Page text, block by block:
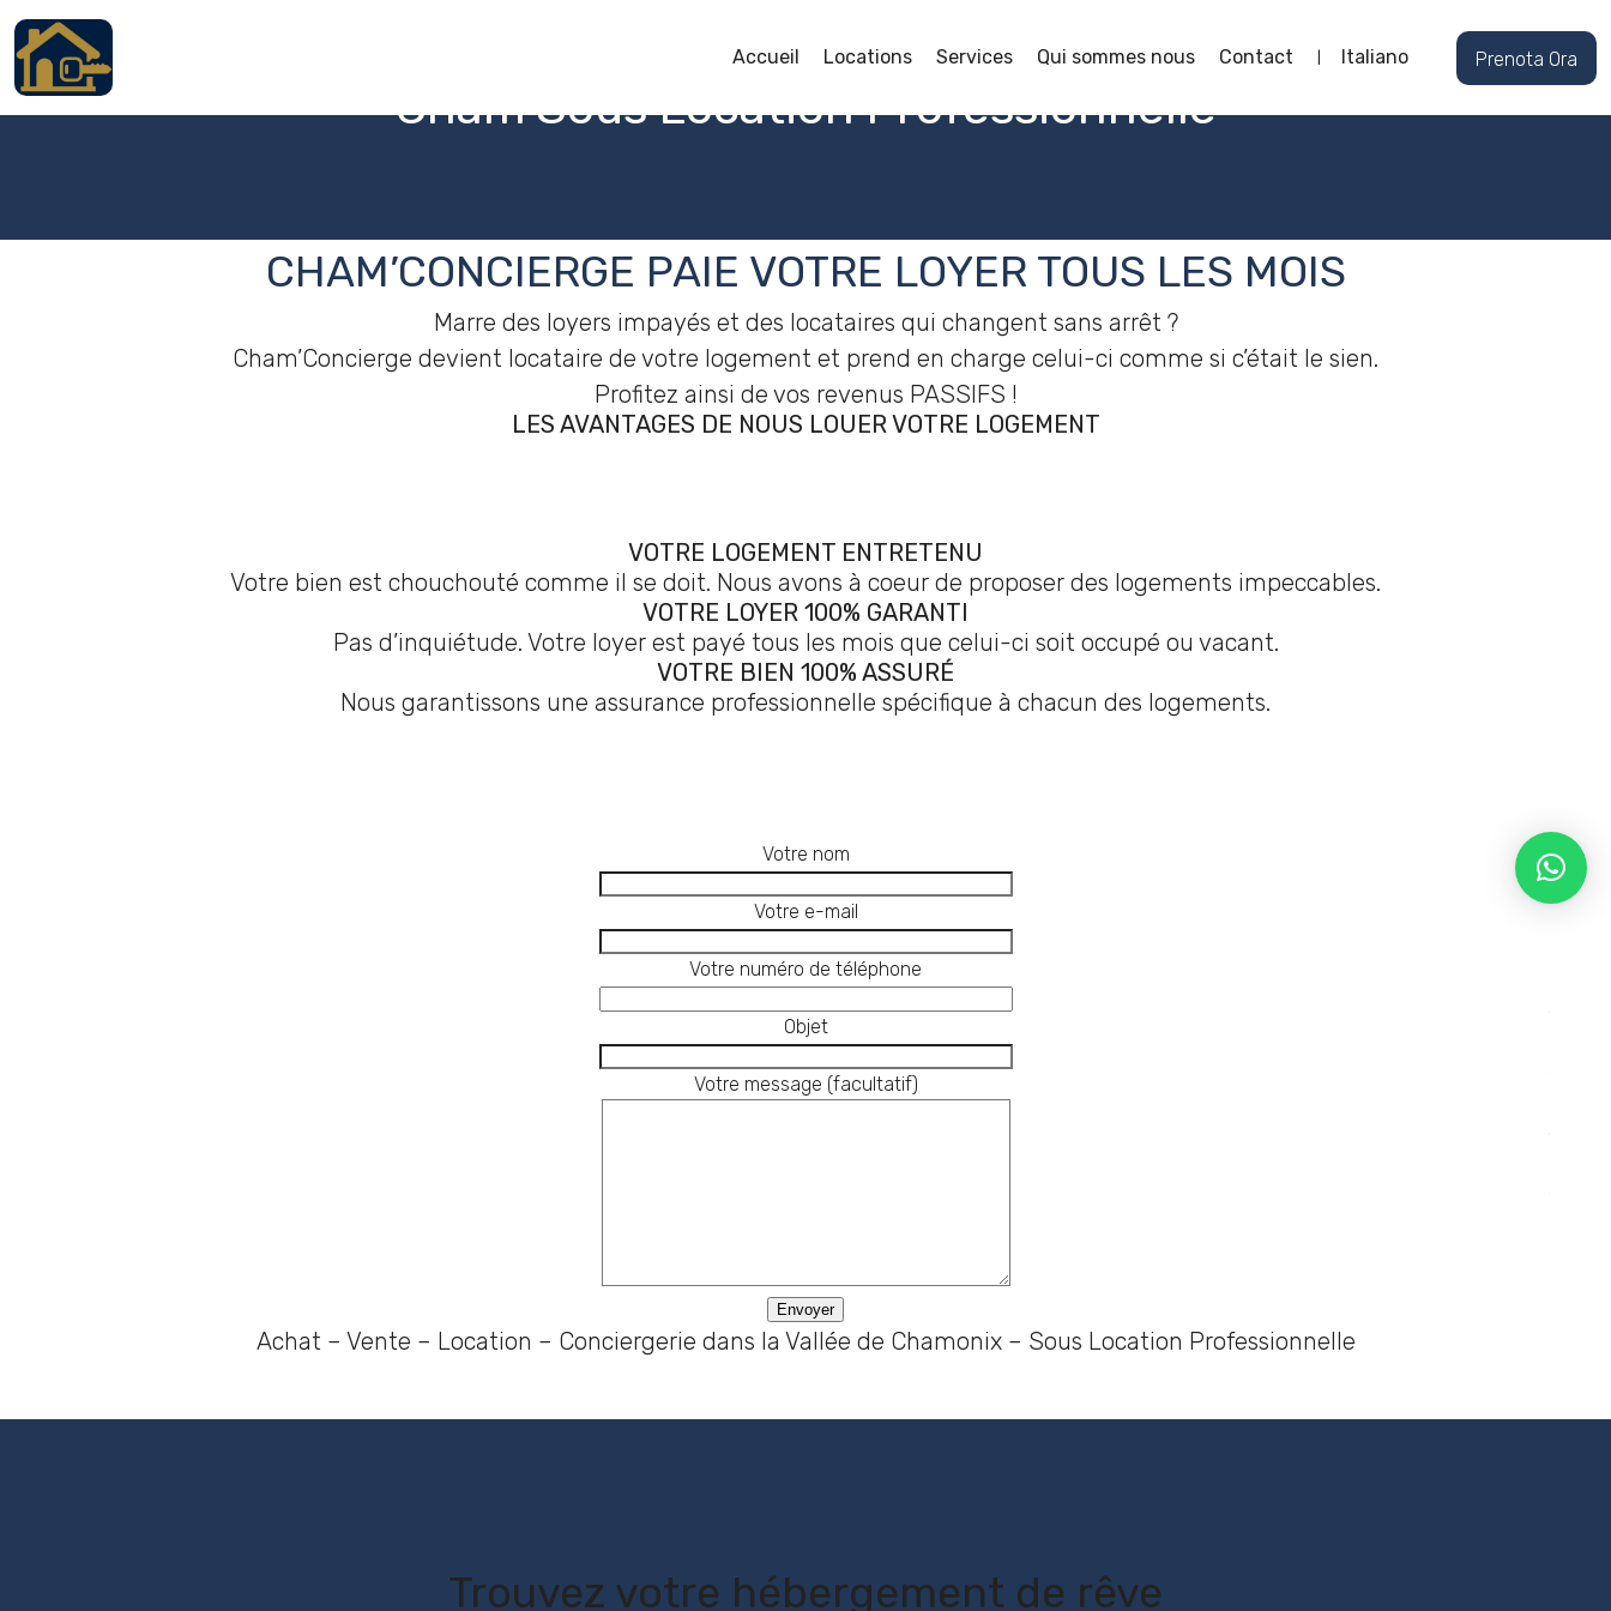
Accueil Locations Services Qui sommes nous Contact Italiano Prenota Ora
Accueil
Cham’Sous Location Professionnelle
CHAM’CONCIERGE PAIE VOTRE LOYER TOUS LES MOIS
Marre des loyers impayés et des locataires qui changent sans arrêt ?
Cham’Concierge devient locataire de votre logement et prend en charge celui-ci comme si c’était le sien.
Profitez ainsi de vos revenus PASSIFS !
LES AVANTAGES DE NOUS LOUER VOTRE LOGEMENT
VOTRE LOGEMENT ENTRETENU
Votre bien est chouchouté comme il se doit. Nous avons à coeur de proposer des logements impeccables.
VOTRE LOYER 100% GARANTI
Pas d’inquiétude. Votre loyer est payé tous les mois que celui-ci soit occupé ou vacant.
VOTRE BIEN 100% ASSURÉ
Nous garantissons une assurance professionnelle spécifique à chacun des logements.
Votre nom
Votre e-mail
Votre numéro de téléphone
Objet
Votre message (facultatif)
Achat – Vente – Location – Conciergerie dans la Vallée de Chamonix – Sous Location Professionnelle
Trouvez votre hébergement de rêve